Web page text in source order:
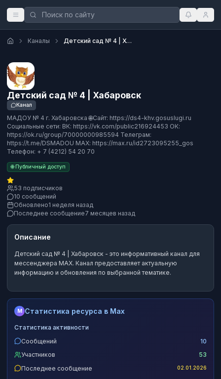
Каналы Детский сад № 4 | Хабаровск
Детский сад № 4 | Хабаровск
Канал
МАДОУ № 4 г. Хабаровска 🌐Сайт: https://ds4-khv.gosuslugi.ru
Социальные сети: ВК: https://vk.com/public216924453 ОК:
https://ok.ru/group/70000000985594 Телеграм:
https://t.me/DSMADOU МАХ: https://max.ru/id2723095255_gos
Телефон: + 7 (4212) 54 20 70
🌐 Публичный доступ
53 подписчиков
10 сообщений
Обновлено1 неделя назад
Последнее сообщение7 месяцев назад
Описание
Детский сад № 4 | Хабаровск - это информативный канал для
мессенджера MAX. Канал предоставляет актуальную
информацию и обновления по выбранной тематике.
M Статистика ресурса в Max
Статистика активности
Сообщений
10
Участников
53
Последнее сообщение
02.01.2026